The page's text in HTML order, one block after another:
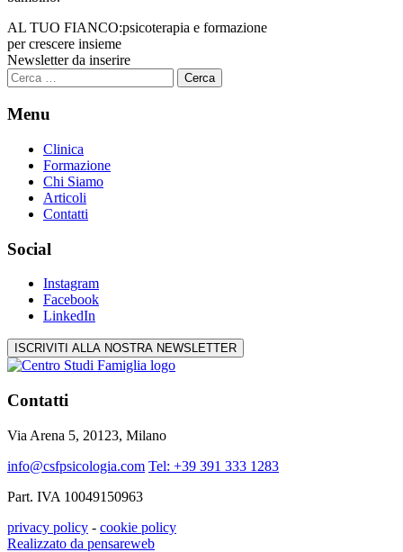
AL TUO FIANCO:psicoterapia e formazione
per crescere insieme
Newsletter da inserire
Ricerca
per:
Menu
Clinica
Formazione
Chi Siamo
Articoli
Contatti
Social
Instagram
Facebook
LinkedIn
ISCRIVITI ALLA NOSTRA NEWSLETTER
Contatti
Via Arena 5, 20123, Milano
info@csfpsicologia.com Tel: +39 391 333 1283
Part. IVA 10049150963
privacy policy - cookie policy
Realizzato da pensareweb